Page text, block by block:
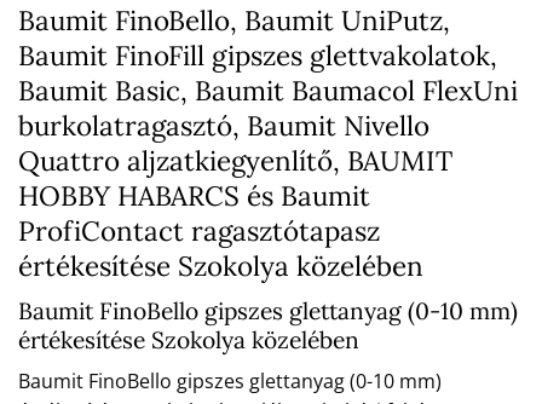
Baumit FinoBello, Baumit UniPutz,
Baumit FinoFill gipszes glettvakolatok,
Baumit Basic, Baumit Baumacol FlexUni
burkolatragasztó, Baumit Nivello
Quattro aljzatkiegyenlítő, BAUMIT
HOBBY HABARCS és Baumit
ProfiContact ragasztótapasz
értékesítése Szokolya közelében
Baumit FinoBello gipszes glettanyag (0-10 mm)
értékesítése Szokolya közelében
Baumit FinoBello gipszes glettanyag (0-10 mm)